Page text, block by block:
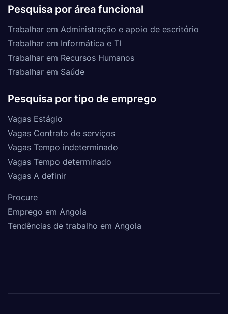
Pesquisa por área funcional
Trabalhar em Administração e apoio de escritório
Trabalhar em Informática e TI
Trabalhar em Recursos Humanos
Trabalhar em Saúde
Pesquisa por tipo de emprego
Vagas Estágio
Vagas Contrato de serviços
Vagas Tempo indeterminado
Vagas Tempo determinado
Vagas A definir
Procure
Emprego em Angola
Tendências de trabalho em Angola